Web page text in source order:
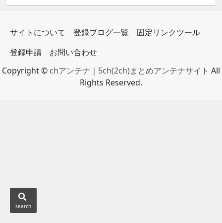
サイトについて 登録ブログ一覧
固定リンクツール
登録申請
お問い合わせ
Copyright © chアンテナ｜5ch(2ch)まとめアンテナサイト All
Rights Reserved.
search